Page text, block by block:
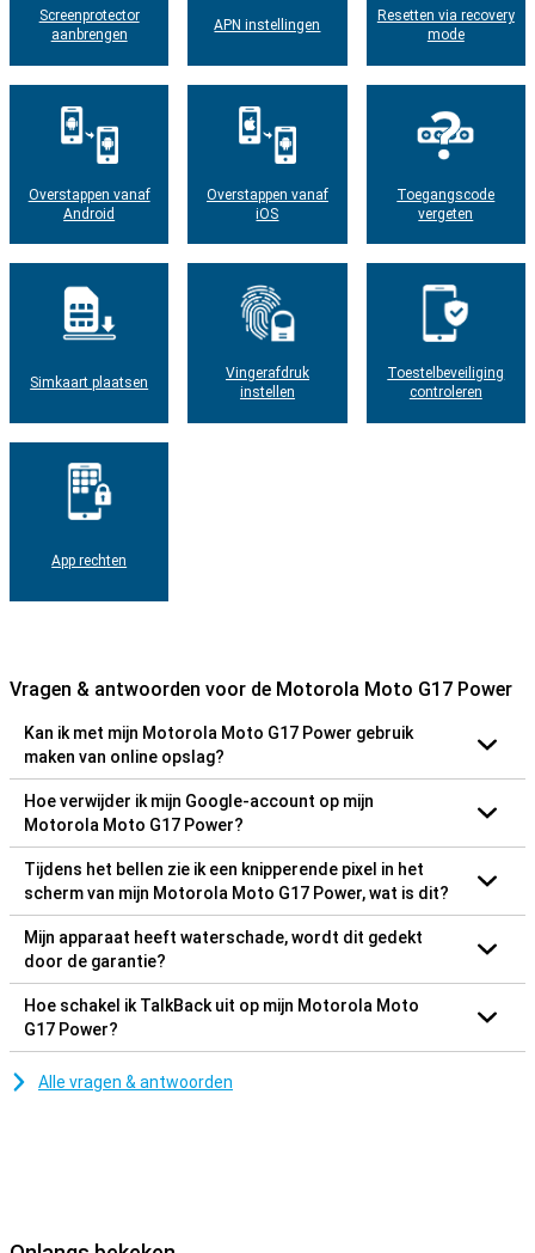
Screenprotector
aanbrengen
APN instellingen
Resetten via recovery
mode
Overstappen vanaf
Android
Overstappen vanaf
iOS
Toegangscode
vergeten
Simkaart plaatsen
Vingerafdruk
instellen
Toestelbeveiliging
controleren
App rechten
Vragen & antwoorden voor de Motorola Moto G17 Power
Kan ik met mijn Motorola Moto G17 Power gebruik
maken van online opslag?
Hoe verwijder ik mijn Google-account op mijn
Motorola Moto G17 Power?
Tijdens het bellen zie ik een knipperende pixel in het
scherm van mijn Motorola Moto G17 Power, wat is dit?
Mijn apparaat heeft waterschade, wordt dit gedekt
door de garantie?
Hoe schakel ik TalkBack uit op mijn Motorola Moto
G17 Power?
Alle vragen & antwoorden